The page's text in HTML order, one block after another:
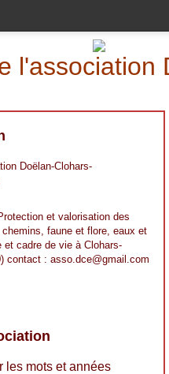
l'association
Doëlan-Clohars-
et valorisation des
faune et flore, eaux et
et cadre de vie à Clohars-
contact : asso.dce@gmail.com
les mots et années